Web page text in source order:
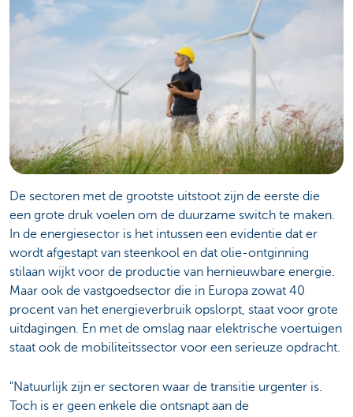
De sectoren met de grootste uitstoot zijn de eerste die
een grote druk voelen om de duurzame switch te maken.
In de energiesector is het intussen een evidentie dat er
wordt afgestapt van steenkool en dat olie-ontginning
stilaan wijkt voor de productie van hernieuwbare energie.
Maar ook de vastgoedsector die in Europa zowat 40
procent van het energieverbruik opslorpt, staat voor grote
uitdagingen. En met de omslag naar elektrische voertuigen
staat ook de mobiliteitssector voor een serieuze opdracht.
"Natuurlijk zijn er sectoren waar de transitie urgenter is.
Toch is er geen enkele die ontsnapt aan de